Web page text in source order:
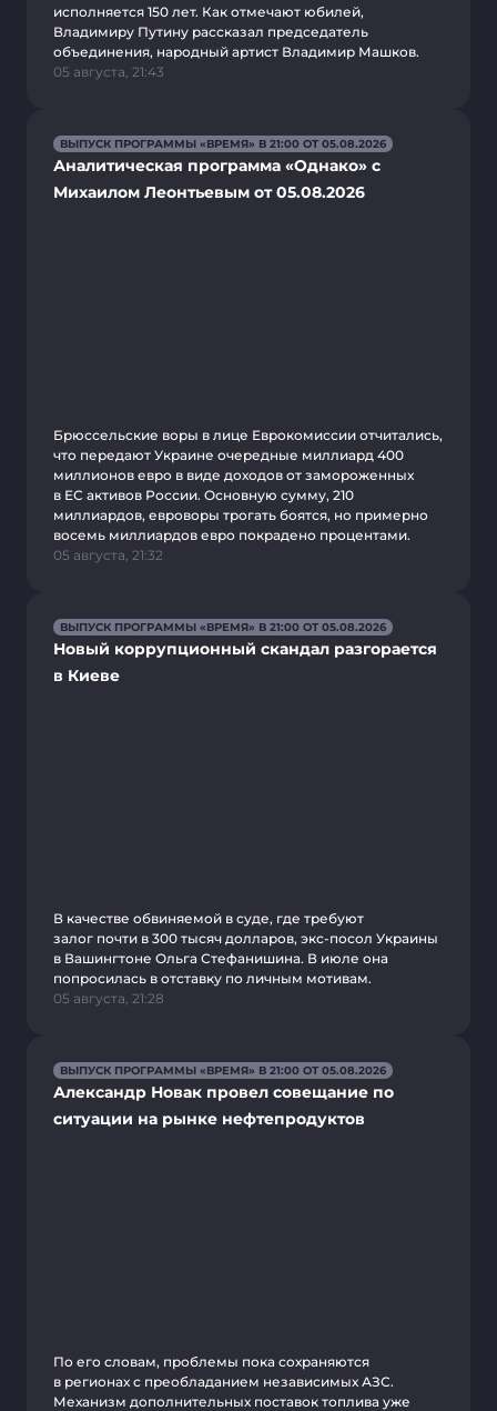
исполняется 150 лет. Как отмечают юбилей,
Владимиру Путину рассказал председатель
объединения, народный артист Владимир Машков.
05 августа, 21:43
ВЫПУСК ПРОГРАММЫ «ВРЕМЯ» В 21:00 ОТ 05.08.2026
Аналитическая программа «Однако» с
Михаилом Леонтьевым от 05.08.2026
Брюссельские воры в лице Еврокомиссии отчитались,
что передают Украине очередные миллиард 400
миллионов евро в виде доходов от замороженных
в ЕС активов России. Основную сумму, 210
миллиардов, евроворы трогать боятся, но примерно
восемь миллиардов евро покрадено процентами.
05 августа, 21:32
ВЫПУСК ПРОГРАММЫ «ВРЕМЯ» В 21:00 ОТ 05.08.2026
Новый коррупционный скандал разгорается
в Киеве
В качестве обвиняемой в суде, где требуют
залог почти в 300 тысяч долларов, экс-посол Украины
в Вашингтоне Ольга Стефанишина. В июле она
попросилась в отставку по личным мотивам.
05 августа, 21:28
ВЫПУСК ПРОГРАММЫ «ВРЕМЯ» В 21:00 ОТ 05.08.2026
Александр Новак провел совещание по
ситуации на рынке нефтепродуктов
По его словам, проблемы пока сохраняются
в регионах с преобладанием независимых АЗС.
Механизм дополнительных поставок топлива уже